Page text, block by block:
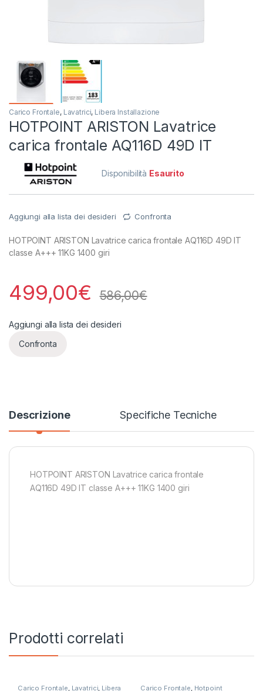
Carico Frontale, Lavatrici, Libera Installazione
HOTPOINT ARISTON Lavatrice
carica frontale AQ116D 49D IT
Disponibilità Esaurito
Aggiungi alla lista dei desideri Confronta
HOTPOINT ARISTON Lavatrice carica frontale AQ116D 49D IT
classe A+++ 11KG 1400 giri
499,00€ 586,00€
Aggiungi alla lista dei desideri
Confronta
Descrizione Specifiche Tecniche
HOTPOINT ARISTON Lavatrice carica frontale
AQ116D 49D IT classe A+++ 11KG 1400 giri
Prodotti correlati
Carico Frontale Lavatrici Libera Carico Frontale Hotpoint